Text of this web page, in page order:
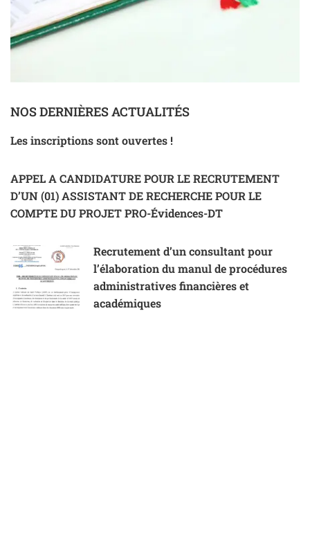
NOS DERNIÈRES ACTUALITÉS
Les inscriptions sont ouvertes !
APPEL A CANDIDATURE POUR LE RECRUTEMENT
D’UN (01) ASSISTANT DE RECHERCHE POUR LE
COMPTE DU PROJET PRO-Évidences-DT
Recrutement d’un consultant pour
l’élaboration du manul de procédures
administratives financières et
académiques